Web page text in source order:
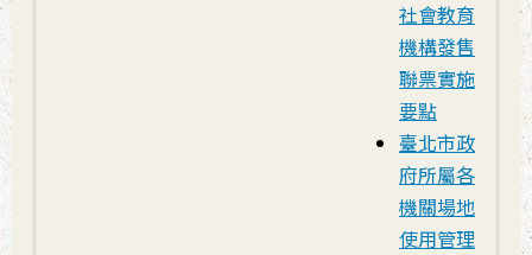
社會教育
機構發售
聯票實施
要點
臺北市政
府所屬各
機關場地
使用管理